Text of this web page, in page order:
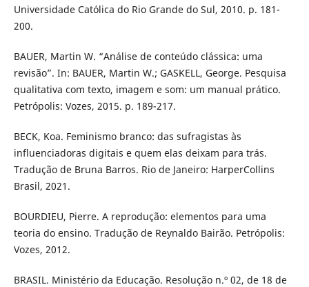
Universidade Católica do Rio Grande do Sul, 2010. p. 181-
200.
BAUER, Martin W. “Análise de conteúdo clássica: uma
revisão”. In: BAUER, Martin W.; GASKELL, George. Pesquisa
qualitativa com texto, imagem e som: um manual prático.
Petrópolis: Vozes, 2015. p. 189-217.
BECK, Koa. Feminismo branco: das sufragistas às
influenciadoras digitais e quem elas deixam para trás.
Tradução de Bruna Barros. Rio de Janeiro: HarperCollins
Brasil, 2021.
BOURDIEU, Pierre. A reprodução: elementos para uma
teoria do ensino. Tradução de Reynaldo Bairão. Petrópolis:
Vozes, 2012.
BRASIL. Ministério da Educação. Resolução n.º 02, de 18 de